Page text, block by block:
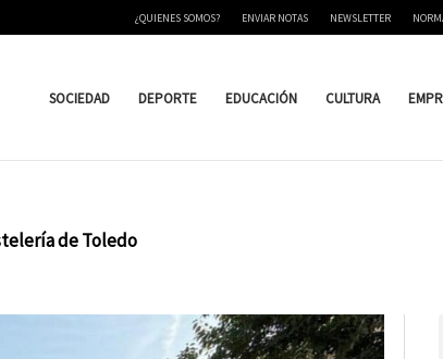
¿QUIENES SOMOS? ENVIAR NOTAS NEWSLETTER
SOCIEDAD DEPORTE EDUCACIÓN CULTURA
de Toledo